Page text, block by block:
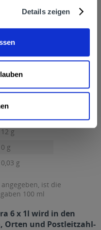
Details zeigen
Industriepark 2, 74706
davon gesättigte Fettsäuren
53 kcal / 226 kJ
12 g
0 g
0,03 g
ist die
100 ml
6 x 1l wird in den
Orten und Postleitzahl-